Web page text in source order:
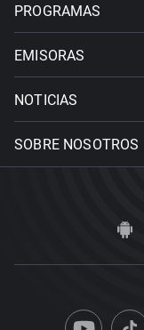
PROGRAMAS
EMISORAS
NOTICIAS
SOBRE NOSOTROS